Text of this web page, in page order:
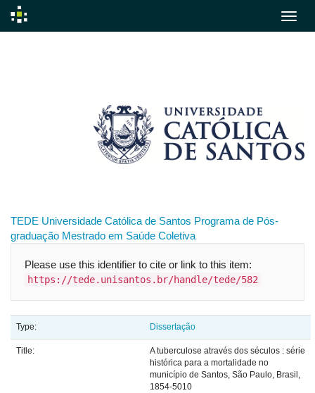
TEDE Universidade Católica de Santos Programa de Pós-
graduação Mestrado em Saúde Coletiva
Please use this identifier to cite or link to this item:
https://tede.unisantos.br/handle/tede/582
Type: Dissertação
Title:
A tuberculose através dos séculos : série
histórica para a mortalidade no
município de Santos, São Paulo, Brasil,
1854-5010